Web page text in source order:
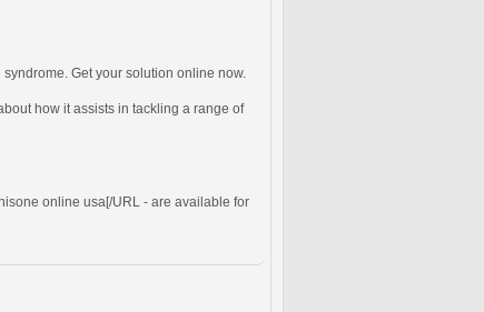
Get your solution online now.
how it assists in tackling a range of
online usa[/URL - are available for